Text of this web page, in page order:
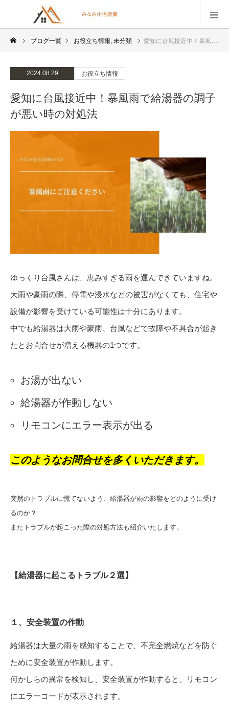
ブログ一覧 お役立ち情報, 未分類 愛知に台風接近中！暴風雨で給湯器の調子が悪い時の対処法
2024.08.29 お役立ち情報
愛知に台風接近中！暴風雨で給湯器の調子
が悪い時の対処法
ゆっくり台風さんは、恵みすぎる雨を運んできていますね。
大雨や豪雨の際、停電や浸水などの被害がなくても、住宅や
設備が影響を受けている可能性は十分にあります。
中でも給湯器は大雨や豪雨、台風などで故障や不具合が起き
たとお問合せが増える機器の1つです。
お湯が出ない
給湯器が作動しない
リモコンにエラー表示が出る
このようなお問合せを多くいただきます。
突然のトラブルに慌てないよう、給湯器が雨の影響をどのように受け
るのか？
またトラブルが起こった際の対処方法も紹介いたします。
【給湯器に起こるトラブル２選】
１、安全装置の作動
給湯器は大量の雨を感知することで、不完全燃焼などを防ぐ
ために安全装置が作動します。
何かしらの異常を検知し、安全装置が作動すると、リモコン
にエラーコードが表示されます。